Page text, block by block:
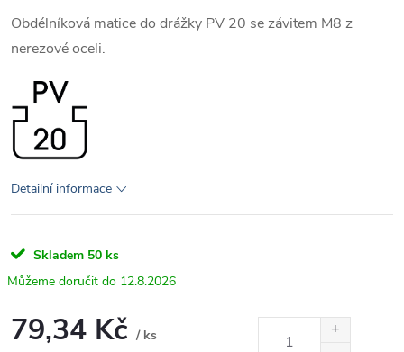
Obdélníková matice do drážky PV 20 se závitem M8 z
nerezové oceli.
Detailní informace
Skladem 50 ks
12.8.2026
79,34 Kč / ks